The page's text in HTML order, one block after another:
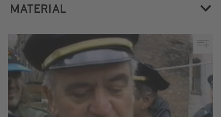
MATERIAL